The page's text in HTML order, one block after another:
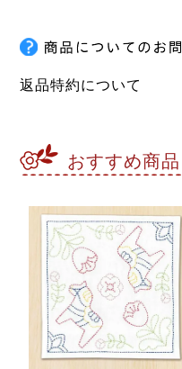
返品特約について
おすすめ商品